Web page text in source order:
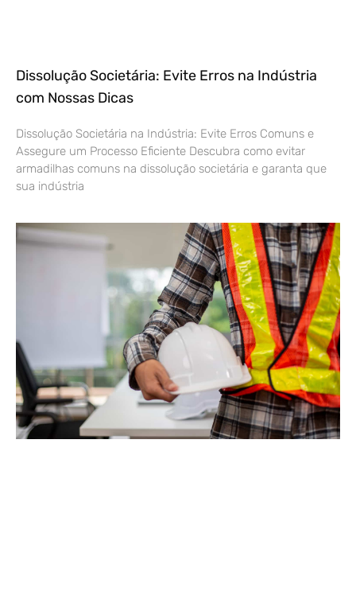
Dissolução Societária: Evite Erros na Indústria
com Nossas Dicas
Dissolução Societária na Indústria: Evite Erros Comuns e
Assegure um Processo Eficiente Descubra como evitar
armadilhas comuns na dissolução societária e garanta que
sua indústria